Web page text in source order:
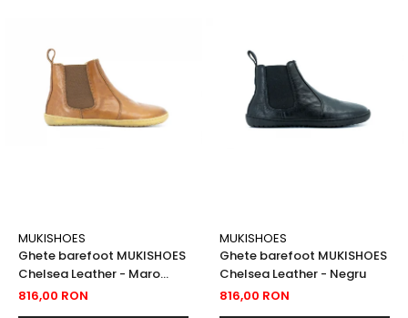
MUKISHOES
Ghete barefoot MUKISHOES
Chelsea Leather - Maro
caramel
816,00 RON
MUKISHOES
Ghete barefoot MUKISHOES
Chelsea Leather - Negru
816,00 RON